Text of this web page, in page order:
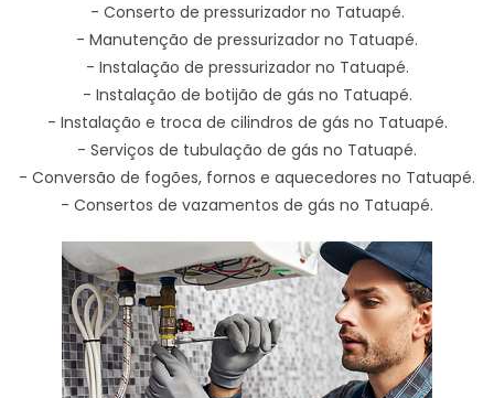
- Conserto de pressurizador no Tatuapé.
- Manutenção de pressurizador no Tatuapé.
- Instalação de pressurizador no Tatuapé.
- Instalação de botijão de gás no Tatuapé.
- Instalação e troca de cilindros de gás no Tatuapé.
- Serviços de tubulação de gás no Tatuapé.
- Conversão de fogões, fornos e aquecedores no Tatuapé.
- Consertos de vazamentos de gás no Tatuapé.